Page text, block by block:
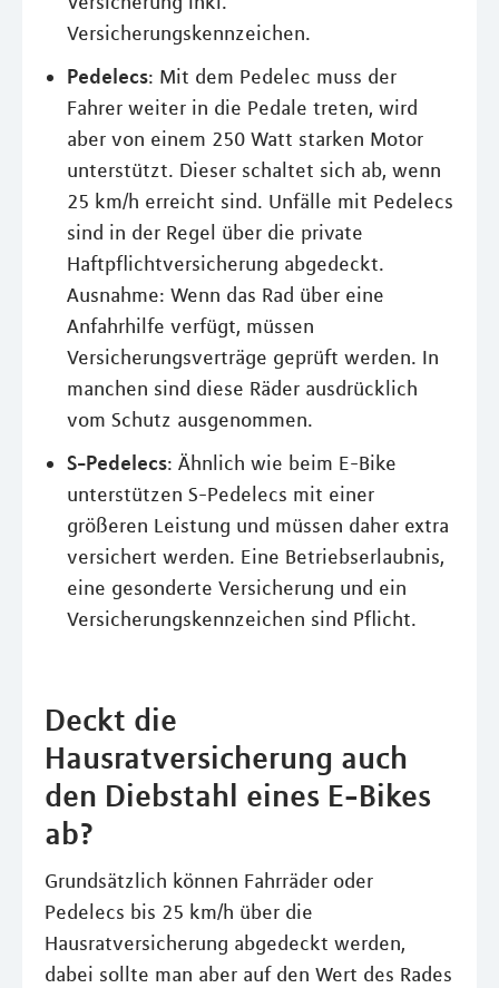
Versicherungskennzeichen.
Pedelecs: Mit dem Pedelec muss der
Fahrer weiter in die Pedale treten, wird
aber von einem 250 Watt starken Motor
unterstützt. Dieser schaltet sich ab, wenn
25 km/h erreicht sind. Unfälle mit Pedelecs
sind in der Regel über die private
Haftpflichtversicherung abgedeckt.
Ausnahme: Wenn das Rad über eine
Anfahrhilfe verfügt, müssen
Versicherungsverträge geprüft werden. In
manchen sind diese Räder ausdrücklich
vom Schutz ausgenommen.
S-Pedelecs: Ähnlich wie beim E-Bike
unterstützen S-Pedelecs mit einer
größeren Leistung und müssen daher extra
versichert werden. Eine Betriebserlaubnis,
eine gesonderte Versicherung und ein
Versicherungskennzeichen sind Pflicht.
Deckt die
Hausratversicherung auch
den Diebstahl eines E-Bikes
ab?
Grundsätzlich können Fahrräder oder
Pedelecs bis 25 km/h über die
Hausratversicherung abgedeckt werden,
dabei sollte man aber auf den Wert des Rades